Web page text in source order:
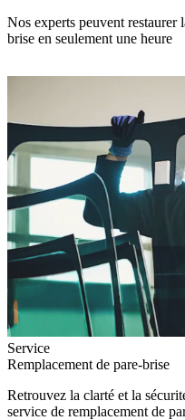
Nos experts peuvent restaurer
brise en seulement une heure
Service
Remplacement de pare-brise
Retrouvez la clarté et la
service de remplacement de